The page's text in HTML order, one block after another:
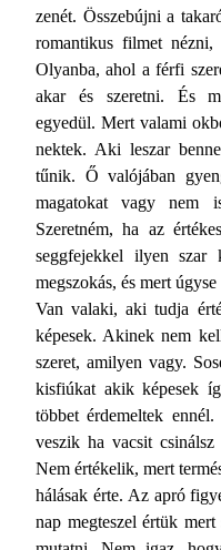
zenét. Összebújni a
romantikus filmet nézni,
Olyanba, ahol a férfi
akar és szeretni. És
egyedül. Mert valami
nektek. Aki leszar
tűnik. Ő valójában
magatokat vagy nem
Szeretném, ha az
seggfejekkel ilyen szar
megszokás, és mert
Van valaki, aki tudja
képesek. Akinek nem
szeret, amilyen vagy.
kisfiúkat akik képesek
többet érdemeltek
veszik ha vacsit
Nem értékelik, mert
hálásak érte. Az apró
nap megteszel értük